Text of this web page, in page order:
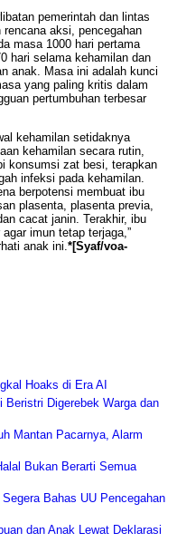
pemerintah dan lintas
aksi, pencegahan
masa 1000 hari pertama
hari selama kehamilan dan
anak. Masa ini adalah kunci
yang paling kritis dalam
pertumbuhan terbesar
kehamilan setidaknya
kehamilan secara rutin,
konsumsi zat besi, terapkan
infeksi pada kehamilan.
berpotensi membuat ibu
plasenta, plasenta previa,
cacat janin. Terakhir, ibu
imun tetap terjaga,”
anak ini.*[Syaf/voa-
Hoaks di Era AI
Beristri Digerebek Warga dan
Mantan Pacarnya, Alarm
Bukan Berarti Semua
Bahas UU Pencegahan
dan Anak Lewat Deklarasi